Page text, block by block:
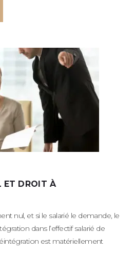
ET DROIT À
nul, et si le salarié le demande, le
dans l’effectif salarié de
est matériellement